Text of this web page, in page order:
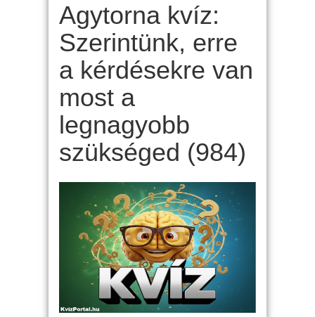
Agytorna kvíz:
Szerintünk, erre
a kérdésekre van
most a
legnagyobb
szükséged (984)